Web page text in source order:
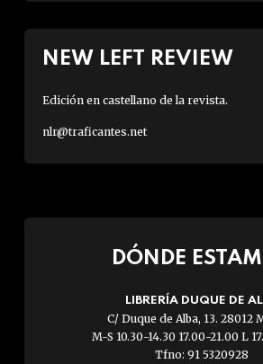
NEW LEFT REVIEW
Edición en castellano de la revista.
nlr@traficantes.net
DÓNDE
LIBRERÍA DUQUE DE
C/ Duque de Alba, 13. 28012
M-S 10.30-14.30 17.00-21.00 L
Tfno: 91 5320928